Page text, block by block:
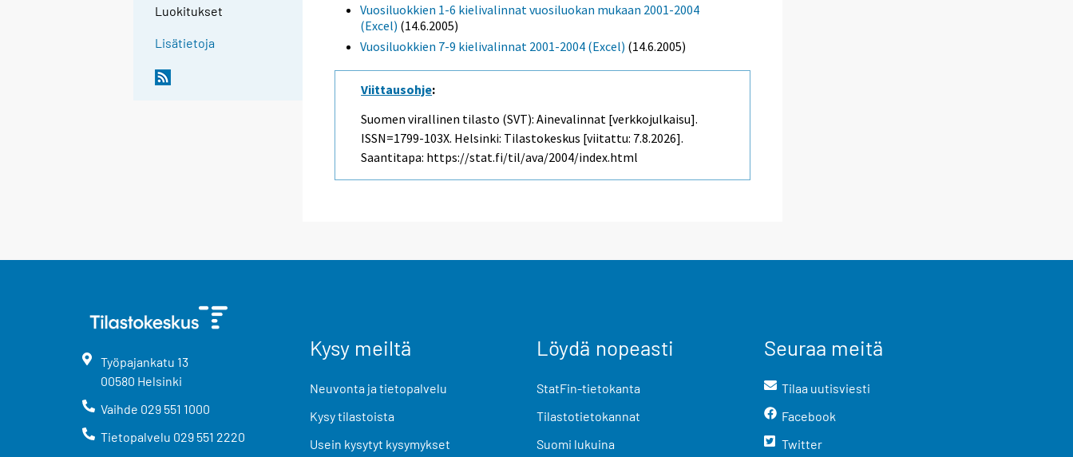
Luokitukset
Lisätietoja
Vuosiluokkien 1-6 kielivalinnat vuosiluokan mukaan 2001-2004
(Excel) (14.6.2005)
Vuosiluokkien 7-9 kielivalinnat 2001-2004 (Excel) (14.6.2005)
Viittausohje:
Suomen virallinen tilasto (SVT): Ainevalinnat [verkkojulkaisu].
ISSN=1799-103X. Helsinki: Tilastokeskus [viitattu: 7.8.2026].
Saantitapa: https://stat.fi/til/ava/2004/index.html
Työpajankatu 13
00580 Helsinki
Vaihde 029 551 1000
Tietopalvelu 029 551 2220
Kysy meiltä
Neuvonta ja tietopalvelu
Kysy tilastoista
Usein kysytyt kysymykset
Löydä nopeasti
StatFin-tietokanta
Tilastotietokannat
Suomi lukuina
Seuraa meitä
Tilaa uutisviesti
Facebook
Twitter